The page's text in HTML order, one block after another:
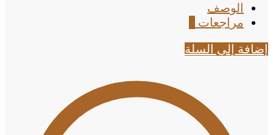
الوصف
مراجعات
إضافة إلى السلة